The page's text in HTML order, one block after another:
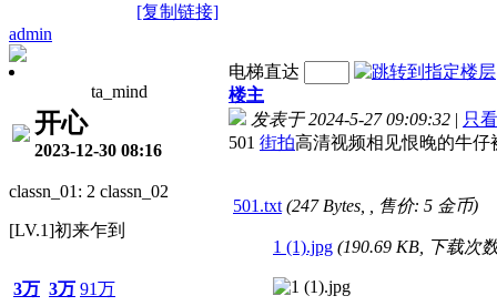
[复制链接]
admin
ta_mind
开心
2023-12-30 08:16
classn_01: 2 classn_02
[LV.1]初来乍到
3万 3万 91万
电梯直达
楼主
发表于 2024-5-27 09:09:32 | 只
501 街拍高清视频相见恨晚的牛仔
501.txt (247 Bytes, , 售价: 5 金币)
1 (1).jpg (190.69 KB, 下载次